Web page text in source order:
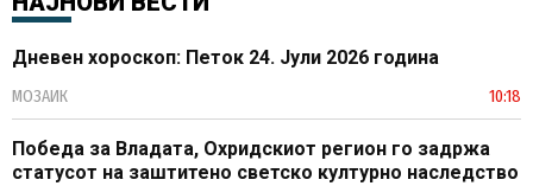
Дневен хороскоп: Петок 24. Јули 2026 година
МОЗАИК 10:18
Победа за Владата, Охридскиот регион го задржа
статусот на заштитено светско културно наследство